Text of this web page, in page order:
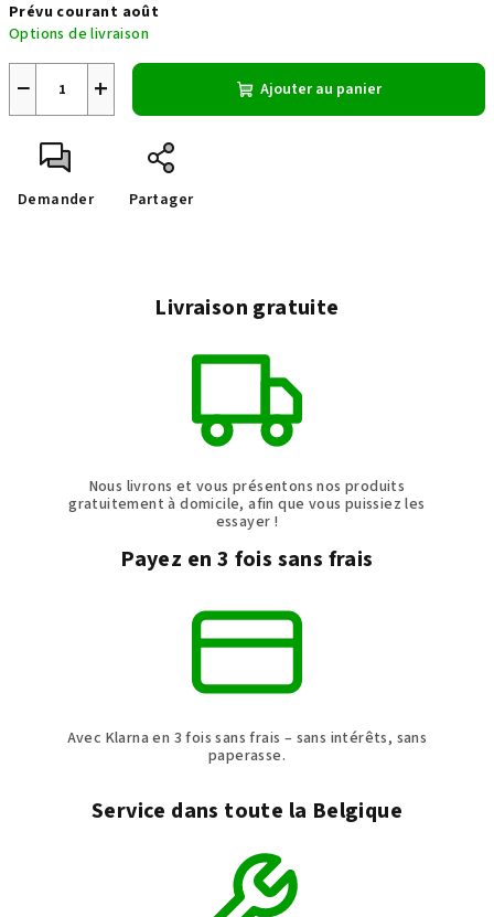
de
la
mesure:
Prévu courant août
Options de livraison
+
− Ajouter au panier
Demander Partager
Livraison gratuite
Nous livrons et vous présentons nos produits
gratuitement à domicile, afin que vous puissiez les
essayer !
Payez en 3 fois sans frais
Avec Klarna en 3 fois sans frais – sans intérêts, sans
paperasse.
Service dans toute la Belgique